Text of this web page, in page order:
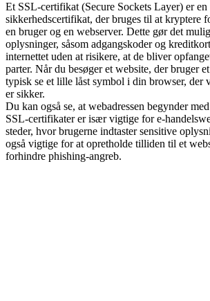
Et SSL-certifikat (Secure Sockets Layer) er
sikkerhedscertifikat, der bruges til at kryptere
en bruger og en webserver. Dette gør det
oplysninger, såsom adgangskoder og
internettet uden at risikere, at de bliver
parter. Når du besøger et website, der bruger
typisk se et lille låst symbol i din browser, der
er sikker.
Du kan også se, at webadressen begynder
SSL-certifikater er især vigtige for e-
steder, hvor brugerne indtaster sensitive
også vigtige for at opretholde tilliden til et
forhindre phishing-angreb.